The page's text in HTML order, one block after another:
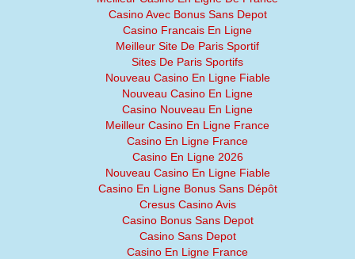
Casino Avec Bonus Sans Depot
Casino Francais En Ligne
Meilleur Site De Paris Sportif
Sites De Paris Sportifs
Nouveau Casino En Ligne Fiable
Nouveau Casino En Ligne
Casino Nouveau En Ligne
Meilleur Casino En Ligne France
Casino En Ligne France
Casino En Ligne 2026
Nouveau Casino En Ligne Fiable
Casino En Ligne Bonus Sans Dépôt
Cresus Casino Avis
Casino Bonus Sans Depot
Casino Sans Depot
Casino En Ligne France